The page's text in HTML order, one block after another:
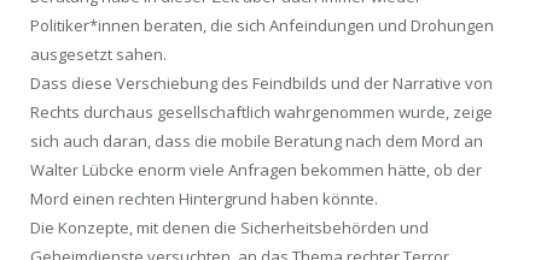
Politiker*innen beraten, die sich Anfeindungen und Drohungen
ausgesetzt sahen.
Dass diese Verschiebung des Feindbilds und der Narrative von
Rechts durchaus gesellschaftlich wahrgenommen wurde, zeige
sich auch daran, dass die mobile Beratung nach dem Mord an
Walter Lübcke enorm viele Anfragen bekommen hätte, ob der
Mord einen rechten Hintergrund haben könnte.
Die Konzepte, mit denen die Sicherheitsbehörden und